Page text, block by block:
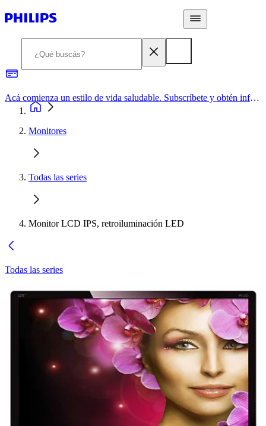
Acá comienza un estilo de vida saludable. Subscríbete y obtén información de primera mano
Monitores
Todas las series
Monitor LCD IPS, retroiluminación LED
Todas las series